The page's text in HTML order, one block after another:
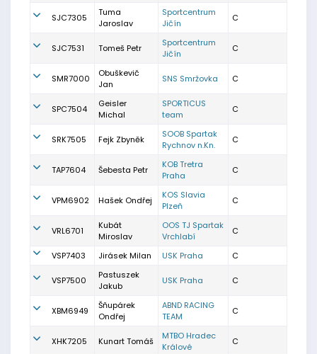
SJC7305
Tuma
Jaroslav
Sportcentrum
Jičín
C
SJC7531 Tomeš Petr
Sportcentrum
Jičín
C
SMR7000
Obuškevič
Jan
SNS Smržovka C
SPC7504
Geisler
Michal
SPORTICUS
team
C
SRK7505 Fejk Zbyněk
SOOB Spartak
Rychnov n.Kn.
C
TAP7604 Šebesta Petr
KOB Tretra
Praha
C
VPM6902 Hašek Ondřej
KOS Slavia
Plzeň
C
VRL6701
Kubát
Miroslav
OOS TJ Spartak
Vrchlabí
C
VSP7403 Jirásek Milan USK Praha C
VSP7500
Pastuszek
Jakub
USK Praha C
XBM6949
Šňupárek
Ondřej
ABND RACING
TEAM
C
XHK7205 Kunart Tomáš
MTBO Hradec
Králové
C